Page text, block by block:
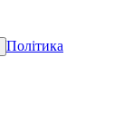
Політика